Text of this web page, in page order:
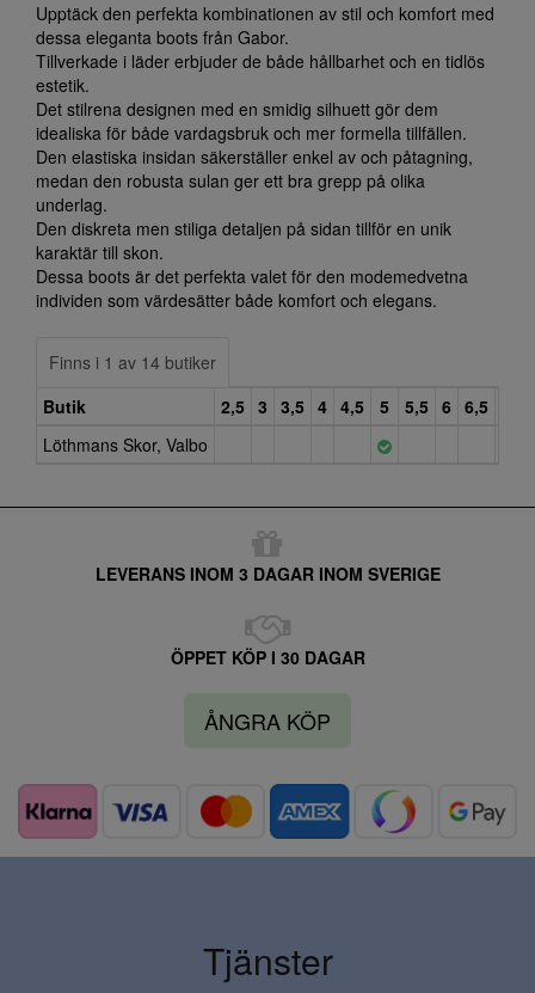
Upptäck den perfekta kombinationen av stil och komfort med
dessa eleganta boots från Gabor.
Tillverkade i läder erbjuder de både hållbarhet och en tidlös
estetik.
Det stilrena designen med en smidig silhuett gör dem
idealiska för både vardagsbruk och mer formella tillfällen.
Den elastiska insidan säkerställer enkel av och påtagning,
medan den robusta sulan ger ett bra grepp på olika
underlag.
Den diskreta men stiliga detaljen på sidan tillför en unik
karaktär till skon.
Dessa boots är det perfekta valet för den modemedvetna
individen som värdesätter både komfort och elegans.
Finns i 1 av 14 butiker
Butik
2,5 3 3,5 4 4,5 5 5,5 6 6,5
Löthmans Skor, Valbo
LEVERANS INOM 3 DAGAR INOM SVERIGE
ÖPPET KÖP I 30 DAGAR
ÅNGRA KÖP
Tjänster